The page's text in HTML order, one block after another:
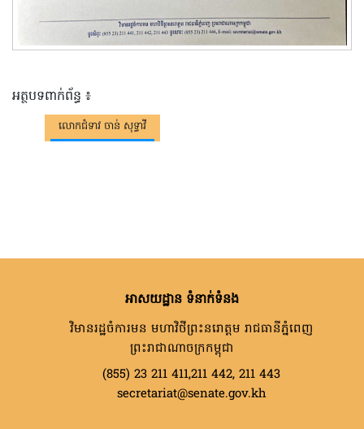
អត្ថបទពាក់ព័ន្ធ ៖
លោកជំទាវ ចាន់ សុទ្ធាវី
អាសយដ្ឋាន ទំនាក់ទំនង
វិមានរដ្ឋចំការមន មហាវិថីព្រះនរោត្តម រាជធានីភ្នំពេញ
ព្រះរាជាណាចក្រកម្ពុជា
(855) 23 211 411,211 442, 211 443
secretariat@senate.gov.kh